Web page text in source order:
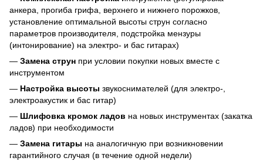
анкера, прогиба грифа, верхнего и нижнего порожков,
установление оптимальной высоты струн согласно
параметров производителя, подстройка мензуры
(интонирование) на электро- и бас гитарах)
— Замена струн при условии покупки новых вместе с
инструментом
— Настройка высоты звукоснимателей (для электро-,
электроакустик и бас гитар)
— Шлифовка кромок ладов на новых инструментах (закатка
ладов) при необходимости
— Замена гитары на аналогичную при возникновении
гарантийного случая (в течение одной недели)